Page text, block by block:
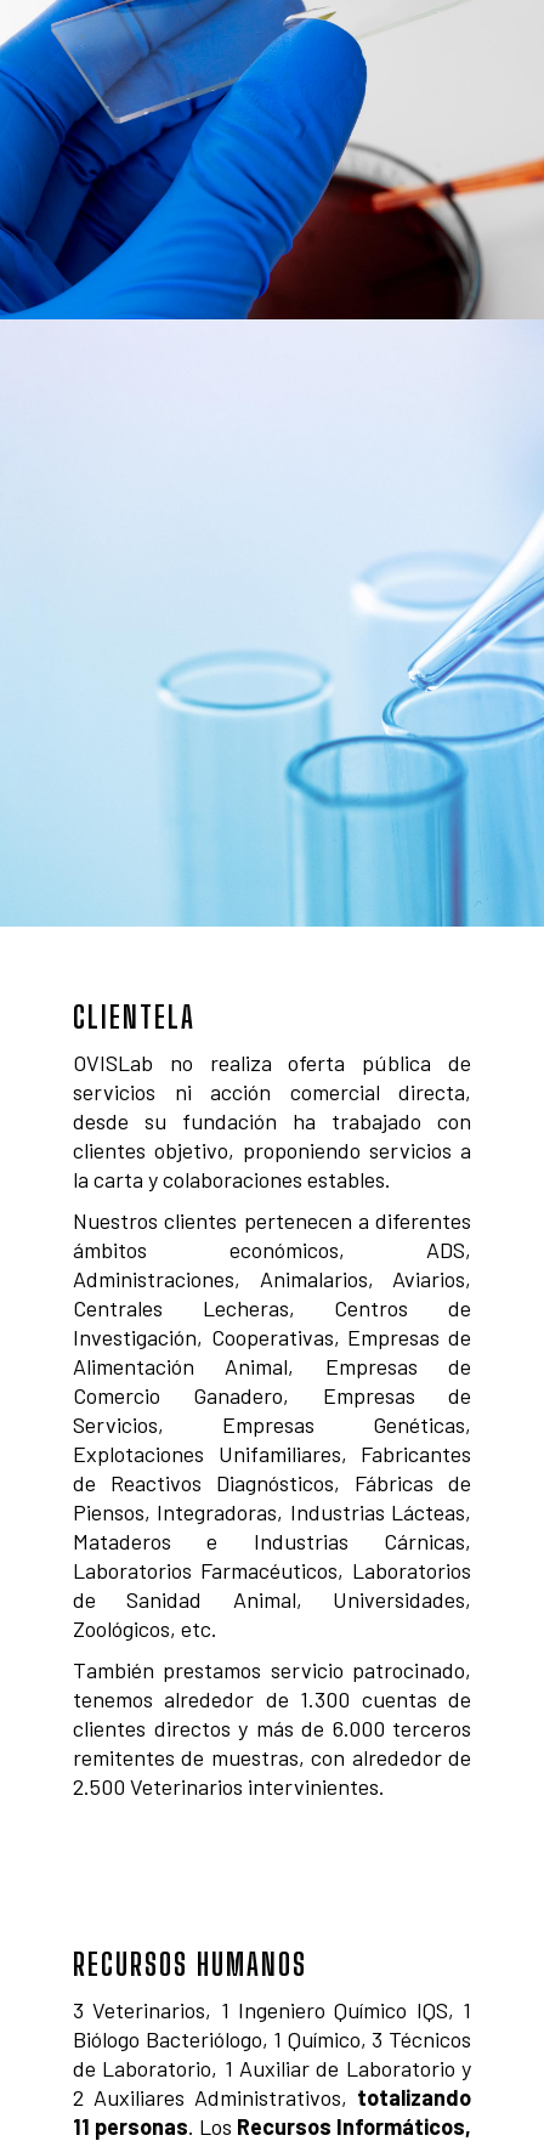
CLIENTELA
OVISLab no realiza oferta pública de
servicios ni acción comercial directa,
desde su fundación ha trabajado con
clientes objetivo, proponiendo servicios a
la carta y colaboraciones estables.
Nuestros clientes pertenecen a diferentes
ámbitos económicos, ADS,
Administraciones, Animalarios, Aviarios,
Centrales Lecheras, Centros de
Investigación, Cooperativas, Empresas de
Alimentación Animal, Empresas de
Comercio Ganadero, Empresas de
Servicios, Empresas Genéticas,
Explotaciones Unifamiliares, Fabricantes
de Reactivos Diagnósticos, Fábricas de
Piensos, Integradoras, Industrias Lácteas,
Mataderos e Industrias Cárnicas,
Laboratorios Farmacéuticos, Laboratorios
de Sanidad Animal, Universidades,
Zoológicos, etc.
También prestamos servicio patrocinado,
tenemos alrededor de 1.300 cuentas de
clientes directos y más de 6.000 terceros
remitentes de muestras, con alrededor de
2.500 Veterinarios intervinientes.
RECURSOS HUMANOS
3 Veterinarios, 1 Ingeniero Químico IQS, 1
Biólogo Bacteriólogo, 1 Químico, 3 Técnicos
de Laboratorio, 1 Auxiliar de Laboratorio y
2 Auxiliares Administrativos, totalizando
11 personas. Los Recursos Informáticos,